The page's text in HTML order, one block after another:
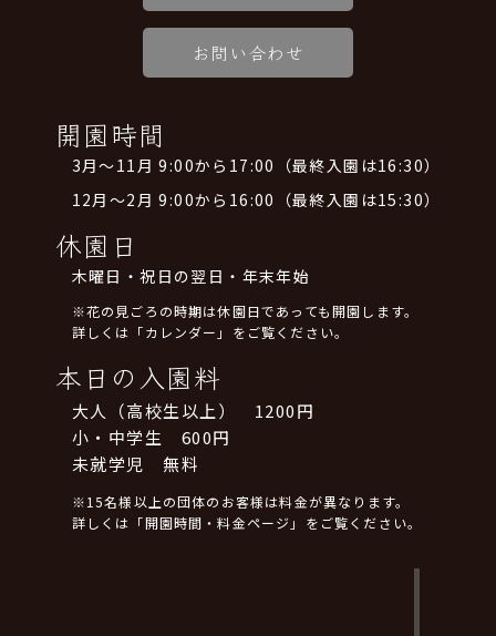
お問い合わせ
開園時間
3月～11月 9:00から17:00（最終入園は16:30）
12月～2月 9:00から16:00（最終入園は15:30）
休園日
木曜日・祝日の翌日・年末年始
※花の見ごろの時期は休園日であっても開園します。
詳しくは「カレンダー」をご覧ください。
本日の入園料
大人（高校生以上） 1200円
小・中学生 600円
未就学児 無料
※15名様以上の団体のお客様は料金が異なります。
詳しくは「開園時間・料金ページ」をご覧ください。